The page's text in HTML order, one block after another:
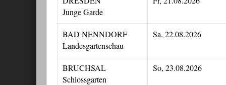
Junge Garde
BAD NENNDORF
Landesgartenschau
Sa, 22.08.2026
BRUCHSAL
Schlossgarten
So, 23.08.2026